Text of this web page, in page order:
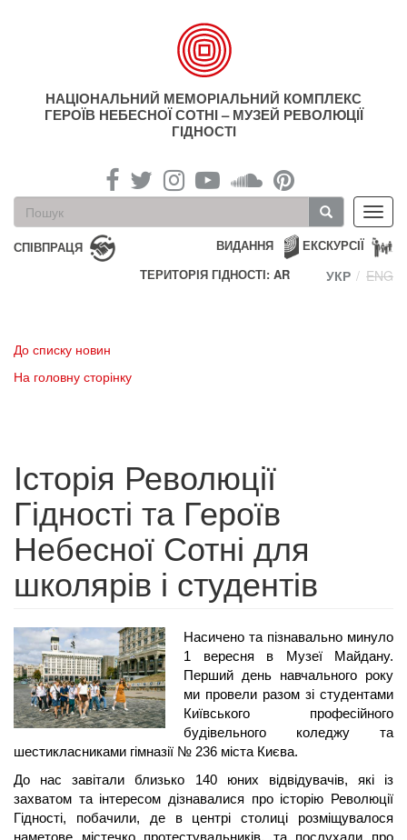
НАЦІОНАЛЬНИЙ МЕМОРІАЛЬНИЙ КОМПЛЕКС
ГЕРОЇВ НЕБЕСНОЇ СОТНІ – МУЗЕЙ РЕВОЛЮЦІЇ
ГІДНОСТІ
Пошукова
форма
Пошук
СПІВПРАЦЯ ЕКСКУРСІЇ
ВИДАННЯ
ТЕРИТОРІЯ ГІДНОСТІ: AR
УКР ENG
До списку новин
На головну сторінку
Історія Революції
Гідності та Героїв
Небесної Сотні для
школярів і студентів
Насичено та пізнавально минуло
Перший день навчального року
ми провели разом зі студентами
Київського професійного
будівельного коледжу та
шестикласниками гімназії № 236 міста Києва.
До нас завітали близько 140 юних відвідувачів, які із
захватом та інтересом дізнавалися про історію Революції
Гідності, побачили, де в центрі столиці розміщувалося